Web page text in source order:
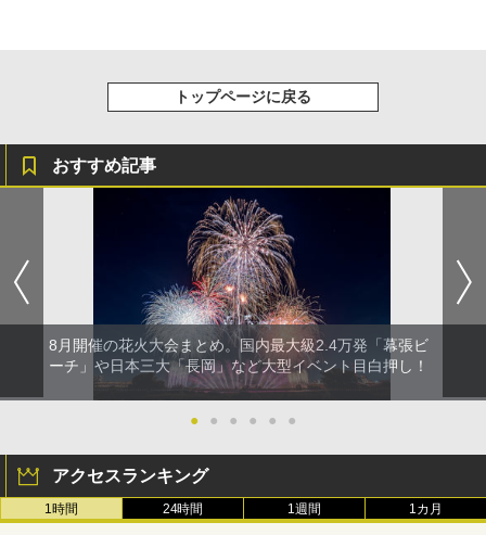
トップページに戻る
おすすめ記事
8月開催の花火大会まとめ。国内最大級2.4万発「幕張ビ
ーチ」や日本三大「長岡」など大型イベント目白押し！
● ● ● ● ● ●
アクセスランキング
1時間 24時間 1週間 1カ月